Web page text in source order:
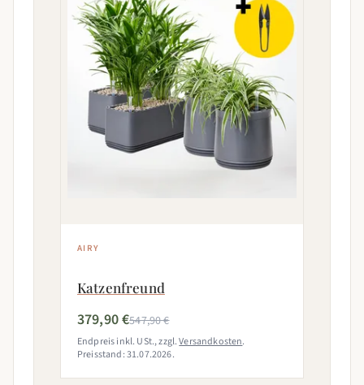
AIRY
Katzenfreund
379,90 €547,90 €
Endpreis inkl. USt., zzgl.Versandkosten.
Preisstand: 31.07.2026.